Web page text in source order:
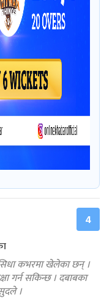
4
कभरमा खेलेका छन् ।
गर्न सकिन्छ । दबाबका
।